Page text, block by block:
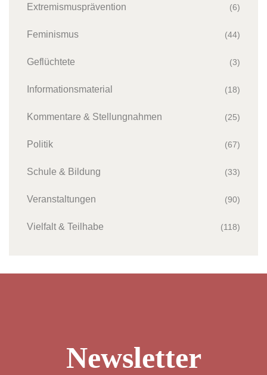
Extremismusprävention (6)
Feminismus (44)
Geflüchtete (3)
Informationsmaterial (18)
Kommentare & Stellungnahmen (25)
Politik (67)
Schule & Bildung (33)
Veranstaltungen (90)
Vielfalt & Teilhabe (118)
Newsletter